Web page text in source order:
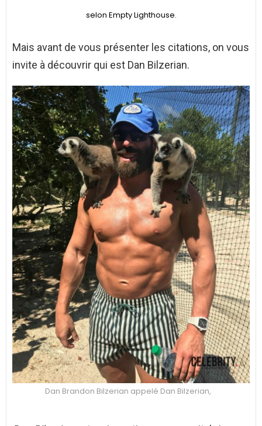
selon Empty Lighthouse.
Mais avant de vous présenter les citations, on vous
invite à découvrir qui est Dan Bilzerian.
Dan Brandon Bilzerian appelé Dan Bilzerian,